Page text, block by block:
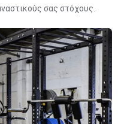
σας στόχους.